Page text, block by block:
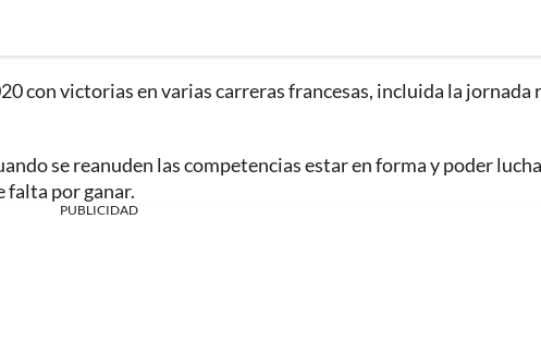
con victorias en varias carreras francesas, incluida la jornada
se reanuden las competencias estar en forma y poder
falta por ganar.
PUBLICIDAD